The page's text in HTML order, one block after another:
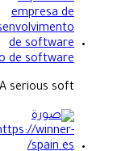
de software
soft...